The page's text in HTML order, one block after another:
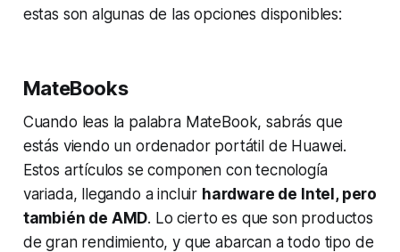
estas son algunas de las opciones disponibles:
MateBooks
Cuando leas la palabra MateBook, sabrás que
estás viendo un ordenador portátil de Huawei.
Estos artículos se componen con tecnología
variada, llegando a incluir hardware de Intel, pero
también de AMD. Lo cierto es que son productos
de gran rendimiento, y que abarcan a todo tipo de